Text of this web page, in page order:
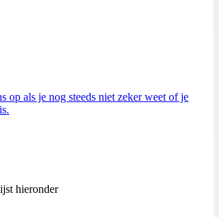
op als je nog steeds niet zeker weet of je
hieronder